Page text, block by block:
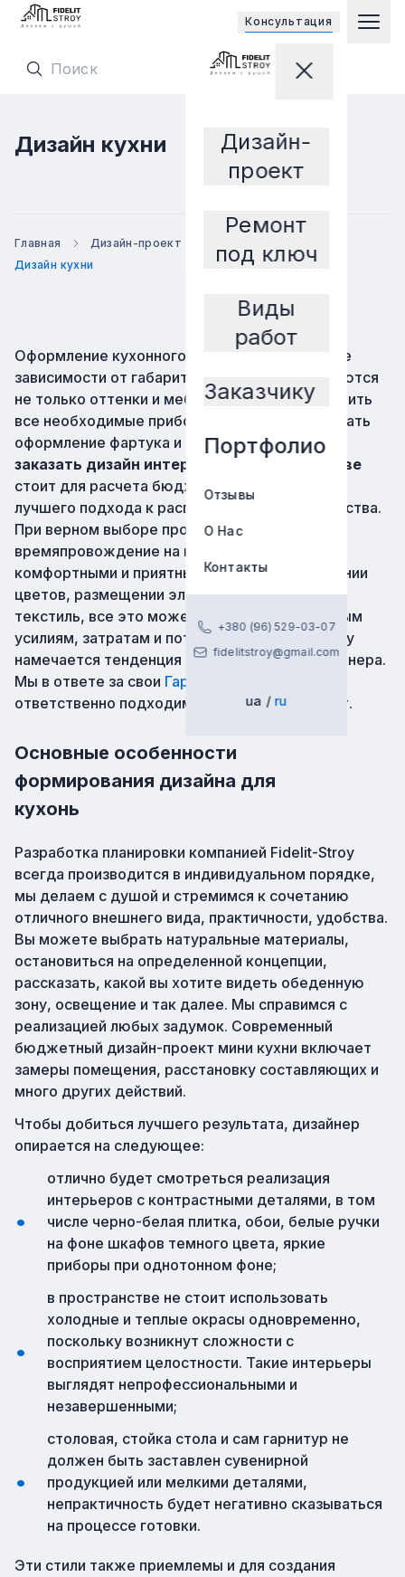
Перейти на главную страницу
Дизайн-
проект
Ремонт
под ключ
Виды
работ
Заказчику
Портфолио
Отзывы
О Нас
Контакты
Заказчику
+380 (96) 529-03-07
fidelitstroy@gmail.com
ua ru
Консультация
Дизайн кухни
Главная Дизайн-проект
Дизайн кухни
Оформление кухонного помещения важно вне
зависимости от габаритов комнаты, подбираются
не только оттенки и мебель, нужно расположить
все необходимые приборы, грамотно подобрать
оформление фартука и столешницы. Также
заказать дизайн интерьера кухни в Харькове
стоит для расчета бюджета, формирования
лучшего подхода к распределению пространства.
При верном выборе процесс готовки и
времяпровождение на кухне будет более
комфортными и приятными. Ошибки в сочетании
цветов, размещении элементов, неудачный
текстиль, все это может привести к напрасным
усилиям, затратам и потере времени, поэтому
намечается тенденция по привлечению дизайнера.
Мы в ответе за свои Гарантии и сервис
ответственно подходим к любому типу работ.
Основные особенности
формирования дизайна для
кухонь
Разработка планировки компанией Fidelit-Stroy
всегда производится в индивидуальном порядке,
мы делаем с душой и стремимся к сочетанию
отличного внешнего вида, практичности, удобства.
Вы можете выбрать натуральные материалы,
остановиться на определенной концепции,
рассказать, какой вы хотите видеть обеденную
зону, освещение и так далее. Мы справимся с
реализацией любых задумок. Современный
бюджетный дизайн-проект мини кухни включает
замеры помещения, расстановку составляющих и
много других действий.
Чтобы добиться лучшего результата, дизайнер
опирается на следующее:
отлично будет смотреться реализация
интерьеров с контрастными деталями, в том
числе черно-белая плитка, обои, белые ручки
на фоне шкафов темного цвета, яркие
приборы при однотонном фоне;
в пространстве не стоит использовать
холодные и теплые окрасы одновременно,
поскольку возникнут сложности с
восприятием целостности. Такие интерьеры
выглядят непрофессиональными и
незавершенными;
столовая, стойка стола и сам гарнитур не
должен быть заставлен сувенирной
продукцией или мелкими деталями,
непрактичность будет негативно сказываться
на процессе готовки.
Эти стили также приемлемы и для создания